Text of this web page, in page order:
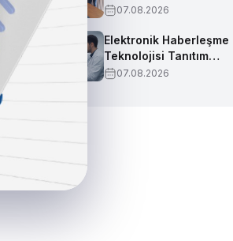
07.08.2026
Elektronik Haberleşme
Teknolojisi Tanıtım
Videosu
07.08.2026